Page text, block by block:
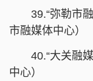
39.“弥勒市融
市融媒体中心）
40.“大关融媒
中心）